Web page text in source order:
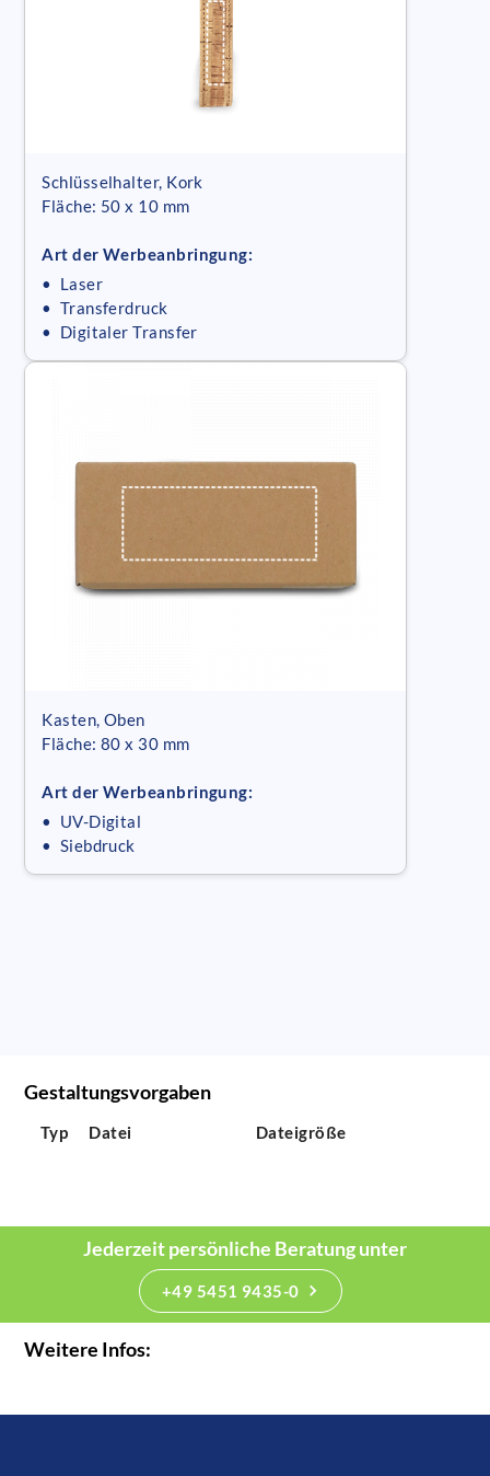
Schlüsselhalter, Kork
Fläche: 50 x 10 mm
Art der Werbeanbringung:
• Laser
• Transferdruck
• Digitaler Transfer
Kasten, Oben
Fläche: 80 x 30 mm
Art der Werbeanbringung:
• UV-Digital
• Siebdruck
Gestaltungsvorgaben
Typ Datei Dateigröße
Jederzeit persönliche Beratung unter
+49 5451 9435-0
Weitere Infos: